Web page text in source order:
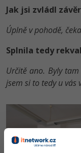
Jak jsi zvládl
Úplně v pohodě,
Splnila tedy
Určitě ano. Byly
jsem si to tedy u vás